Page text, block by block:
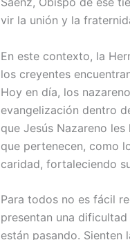
vir la unión y la
En este contexto, la
los cre­yentes
Hoy en día, los
evangelización dentro
que Jesús Nazareno
que pertenecen, como
caridad, fortaleciendo
Para todos no es fácil
presentan una
están pasando. Sienten